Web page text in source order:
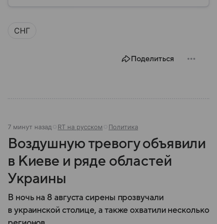
Собрали главное по теме на сегодняшний день.
СНГ
Поделиться
7 минут назад RT на русском Политика
Воздушную тревогу объявили
в Киеве и ряде областей
Украины
В ночь на 8 августа сирены прозвучали
в украинской столице, а также охватили несколько